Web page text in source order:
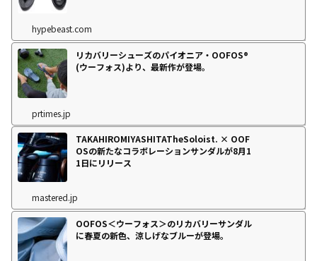
hypebeast.com
リカバリーシューズのパイオニア・OOFOS®
(ウーフォス)より、最新作が登場。
prtimes.jp
TAKAHIROMIYASHITATheSoloist. × OOF
OSの新たなコラボレーションサンダルが8月1
1日にリリース
mastered.jp
OOFOS＜ウーフォス＞のリカバリーサンダル
に春夏の新色、涼しげなブルーが登場。